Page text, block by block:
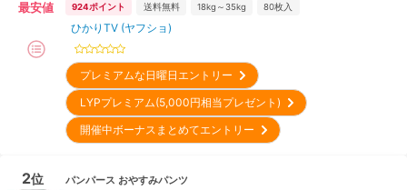
最安値 924ポイント 送料無料 18kg～35kg 80枚入
ひかりTV (ヤフショ)
プレミアムな日曜日エントリー
LYPプレミアム(5,000円相当プレゼント)
開催中ボーナスまとめてエントリー
2位 パンパース おやすみパンツ